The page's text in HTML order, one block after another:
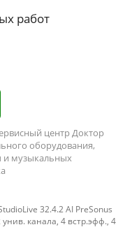
работ
центр Доктор
оборудования,
и музыкальных
32.4.2 AI PreSonus
канала, 4 встр.эфф., 4